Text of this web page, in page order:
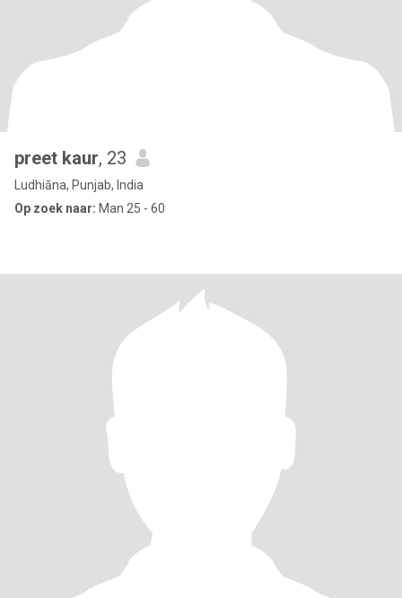
preet kaur, 23
Ludhiāna, Punjab, India
Op zoek naar: Man 25 - 60